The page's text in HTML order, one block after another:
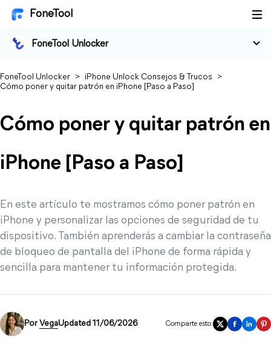
FoneTool
FoneTool Unlocker
FoneTool Unlocker > iPhone Unlock Consejos & Trucos
>
Cómo poner y quitar patrón en iPhone [Paso a Paso]
Cómo poner y quitar patrón en
iPhone [Paso a Paso]
En este artículo te mostramos cómo poner patrón en
iPhone y personalizar las opciones de seguridad de tu
dispositivo. También aprenderás a cambiar la contraseña
de bloqueo de pantalla del iPhone de forma rápida y
sencilla para mantener tu información protegida.
Por VegaUpdated 11/06/2026 Comparte esto: